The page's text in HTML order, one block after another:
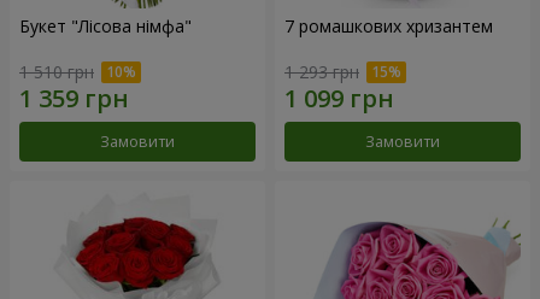
Букет "Лісова німфа"
1 510 грн
Замовити
7 ромашкових хризантем
1 293 грн
Замовити